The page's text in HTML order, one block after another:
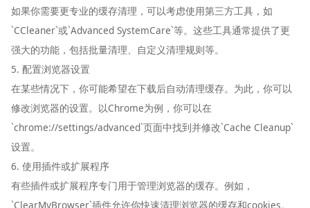
如果你需要更专业的缓存清理，可以考虑使用第三方工具，如
`CCleaner`或`Advanced SystemCare`等。这些工具通常提供了更
强大的功能，包括批量清理、自定义清理规则等。
5. 配置浏览器设置
在某些情况下，你可能希望在下载后自动清理缓存。为此，你可以
修改浏览器的设置。以Chrome为例，你可以在
`chrome://settings/advanced`页面中找到并修改`Cache Cleanup`
设置。
6. 使用插件或扩展程序
有些插件或扩展程序专门用于管理浏览器的缓存。例如，
`ClearMyBrowser`插件允许你快速清理浏览器的缓存和cookies。